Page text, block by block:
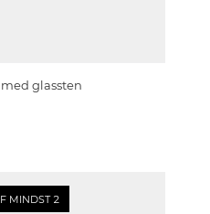
glassten
MINDST 2